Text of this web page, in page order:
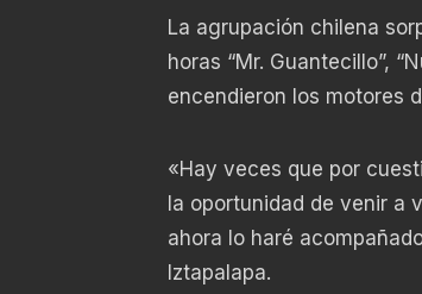
La agrupación chilena
horas “Mr. Guantecillo”,
encendieron los motores
«Hay veces que por
la oportunidad de venir a
ahora lo haré
Iztapalapa.